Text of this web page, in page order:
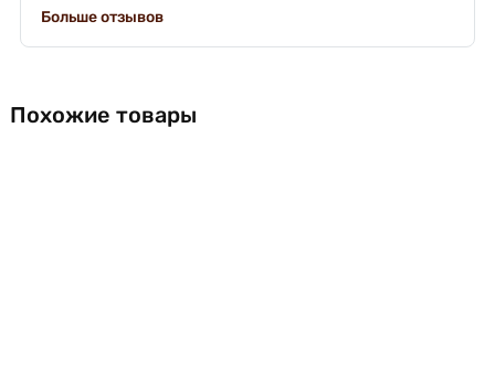
Больше отзывов
Похожие товары